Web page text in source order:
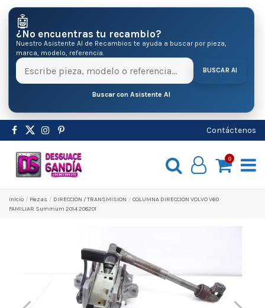
🤖
¿No encuentras tu recambio?
Nuestro Asistente AI de Recambios te ayuda a buscar por pieza,
marca, modelo, referencia.
BUSCAR AI
Buscar con Asistente AI
Contáctenos
0
Inicio Pіezas DIRECCION / TRANSMISION
COLUMNA DIRECCION VOLVO V60
FAMILIAR Summum 2014 208201